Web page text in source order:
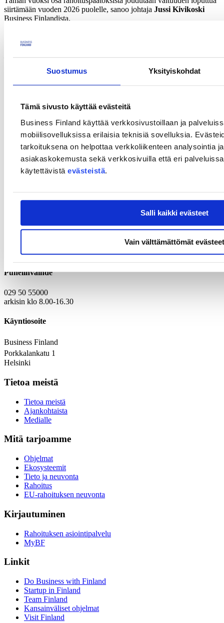
Suostumus Yksityiskohdat
Tämä sivusto käyttää evästeitä
Business Finland käyttää verkkosivustoillaan ja
mobiilisovelluksissa erilaisia teknisiä sovelluksia.
tarkoituksena on helpottaa verkkoliikenteen analysointia
asiakaskokemusta sekä verkkosivuilla että eri
käytettävistä evästeistä.
Salli kaikki evästeet
Vain välttämättömät evästeet
siirtämään vuoden 2026 puolelle, sanoo johtaja Jussi Kivikoski
Business Finlandista.
– Vaikka osa loppuvuoden t&k-rahoituspäätöksistä voi jonkin verran
valmistella ja hakemuksia jättää entiseen tapaan, kannustaa
Kivikoski.
t&k-hankkeiden rahoittamiseen merkittävästi enemmän kuin vuonna
2025.
Rahoitusvaltuuden niukkuus koskee vain t&k-
rahoitusta
Vuoden 2025 lopun rahoitusvaltuuden niukkuus koskee vain
Yhteystiedot
Laskutustiedot
Puhelinvaihde
029 50 55000
arkisin klo 8.00-16.30
Käyntiosoite
Business Finland
Porkkalankatu 1
Helsinki
Tietoa meistä
Tietoa meistä
Ajankohtaista
Medialle
Mitä tarjoamme
Ohjelmat
Ekosysteemit
Tieto ja neuvonta
Rahoitus
EU-rahoituksen neuvonta
Kirjautuminen
Rahoituksen asiointipalvelu
MyBF
Linkit
Do Business with Finland
Startup in Finland
Team Finland
Kansainväliset ohjelmat
Visit Finland